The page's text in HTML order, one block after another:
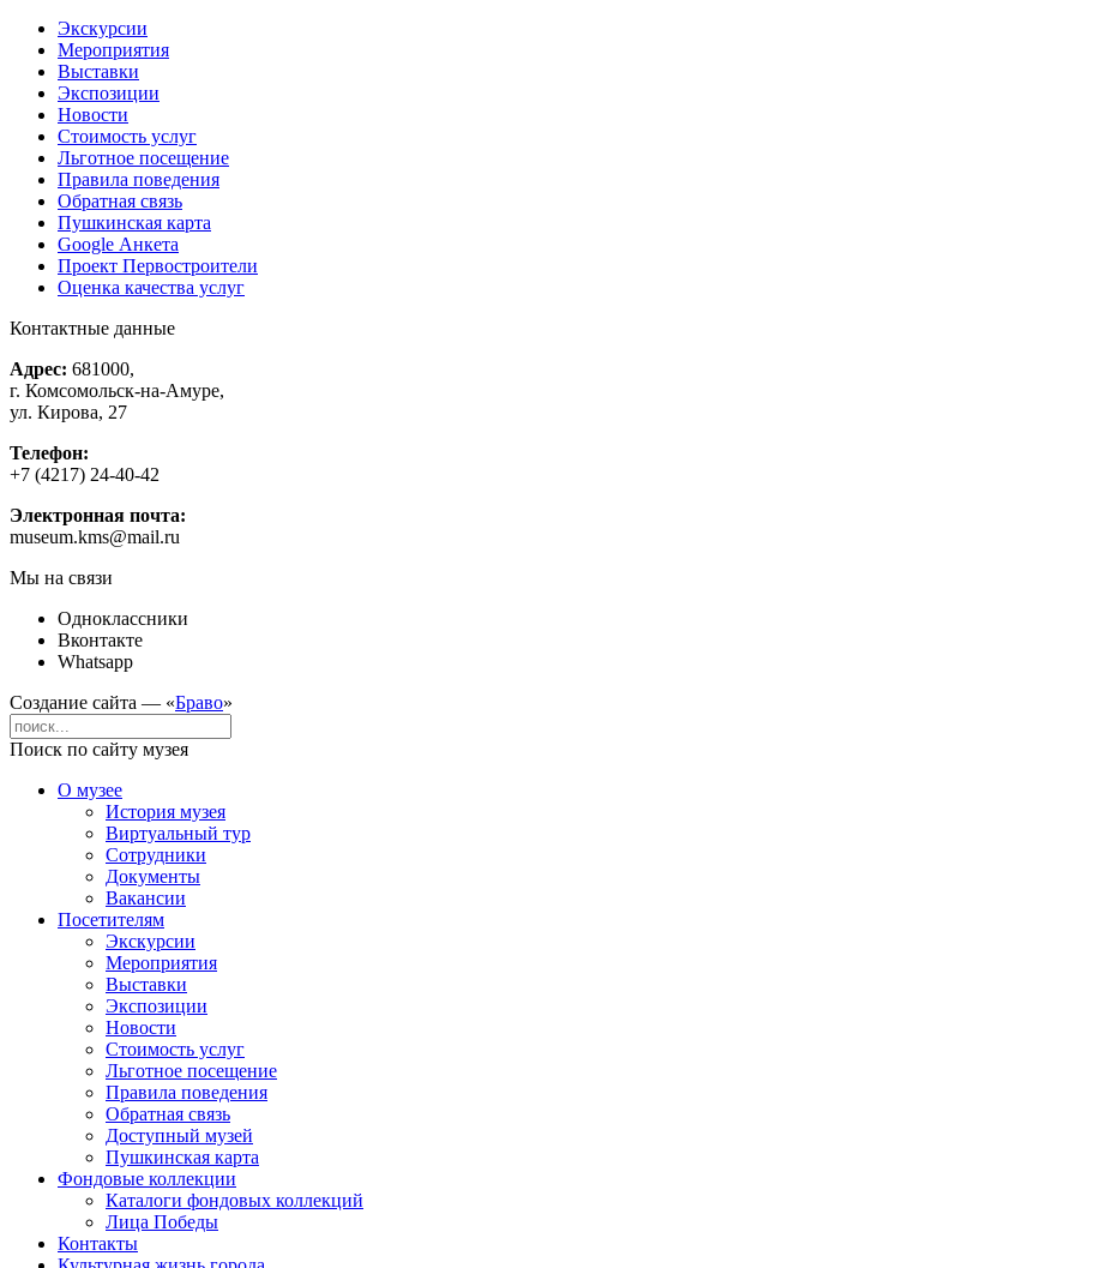
Экскурсии
Мероприятия
Выставки
Экспозиции
Новости
Стоимость услуг
Льготное посещение
Правила поведения
Обратная связь
Пушкинская карта
Google Анкета
Проект Первостроители
Оценка качества услуг
Контактные данные
Адрес: 681000,
г. Комсомольск-на-Амуре,
ул. Кирова, 27
Телефон:
+7 (4217) 24-40-42
Электронная почта:
museum.kms@mail.ru
Мы на связи
Одноклассники
Вконтакте
Whatsapp
Создание сайта — «Браво»
Поиск по сайту музея
О музее
История музея
Виртуальный тур
Сотрудники
Документы
Вакансии
Посетителям
Экскурсии
Мероприятия
Выставки
Экспозиции
Новости
Стоимость услуг
Льготное посещение
Правила поведения
Обратная связь
Доступный музей
Пушкинская карта
Фондовые коллекции
Каталоги фондовых коллекций
Лица Победы
Контакты